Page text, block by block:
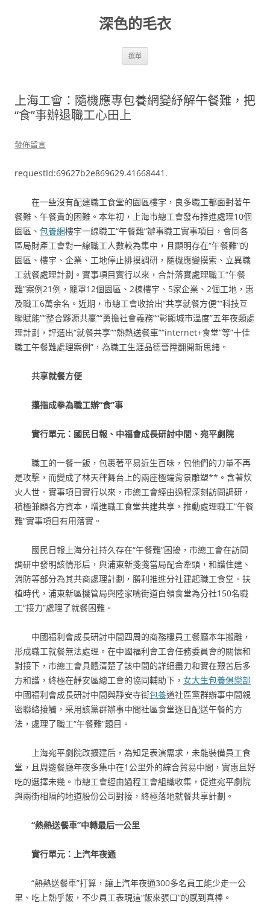
深色的毛衣
選單
上海工會：隨機應專包養網變紓解午餐難，把
“食”事辦退職工心田上
發佈留言
requestId:69627b2e869629.41668441.
在一些沒有配建職工食堂的園區樓宇，良多職工都面對著午
餐難、午餐貴的困難。本年初，上海市總工會發布推進處理10個
園區、 包養網樓宇一線職工“午餐難”辦事職工實事項目，會同各
區局財產工會對一線職工人數較為集中，且顯明存在“午餐難”的
園區、樓宇、企業、工地停止排摸調研，隨機應變摸索、立異職
工就餐處理計劃。實事項目實行以來，合計落實處理職工“午餐
難”案例21例，籠罩12個園區、2棟樓宇、5家企業、2個工地，惠
及職工6萬余名。近期，市總工會收拾出“共享就餐方便”“科技互
聯賦能”“整合夥源共贏”“勇擔社會義務”“彰顯城市溫度”五年夜類處
理計劃，評選出“就餐共享”“熱熱送餐車”“internet+食堂”等“十佳
職工午餐難處理案例”，為職工生涯品德晉陞翻開新思緒。
共享就餐方便
攥指成拳為職工辦“食”事
實行單元：國民日報、中福會成長研討中間、宛平劇院
職工的一餐一飯，包裹著平易近生百味，包他們的力量不再
是攻擊，而變成了林天秤舞台上的兩座極端背景雕塑**。含著炊
火人世。實事項目實行以來，市總工會經由過程深刻訪問調研，
積極兼顧各方資本，增進職工食堂共建共享，推動處理職工“午餐
難”實事項目有用落實。
國民日報上海分社持久存在“午餐難”困擾，市總工會在訪問
調研中發明該情形后，與浦東新戔戔當局配合牽頭，和諧住建、
消防等部分為其共商處理計劃，勝利推進分社建起職工食堂。扶
植時代，浦東新區機管局與陸家嘴街道白領食堂為分社150名職
工“接力”處理了就餐困難。
中國福利會成長研討中間四周的商務樓員工餐廳本年搬離，
形成職工就餐無法處理。在中國福利會工會任務委員會的關懷和
對接下，市總工會具體清楚了該中間的詳細盡力和實在艱苦后多
方和諧，終極在靜安區總工會的協同輔助下， 女大生包養俱樂部
中國福利會成長研討中間與靜安寺街包養道社區黨群辦事中間親
密聯絡接觸，采用該黨群辦事中間社區食堂逐日配送午餐的方
法，處理了職工“午餐難”題目。
上海宛平劇院改擴建后，為知足表演需求，未能裝備員工食
堂，且周邊餐廳年夜多集中在1公里外的綜合貿易中間，實惠且好
吃的選擇未幾。市總工會經由過程工會組織收集，促進宛平劇院
與兩街相隔的地道股份公司對接，終極落地就餐共享計劃。
“熱熱送餐車”中轉最后一公里
實行單元：上汽年夜通
“熱熱送餐車”打算，讓上汽年夜通300多名員工能少走一公
里、吃上熱乎飯，不少員工表現這“飯來張口”的感到真棒。